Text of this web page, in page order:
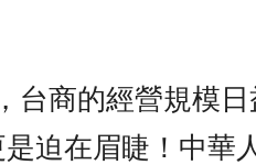
台商的經營規模
迫在眉睫！中華